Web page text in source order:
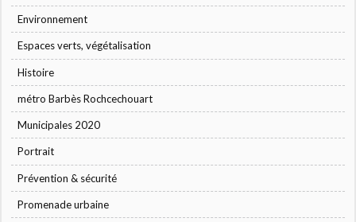
Environnement
Espaces verts, végétalisation
Histoire
métro Barbès Rochcechouart
Municipales 2020
Portrait
Prévention & sécurité
Promenade urbaine